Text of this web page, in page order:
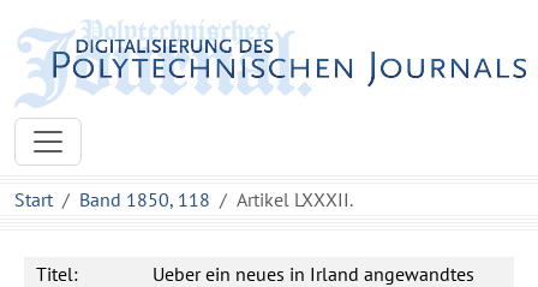
Start Band 1850, 118 Artikel LXXXII.
Titel:
Ueber ein neues in Irland angewandtes